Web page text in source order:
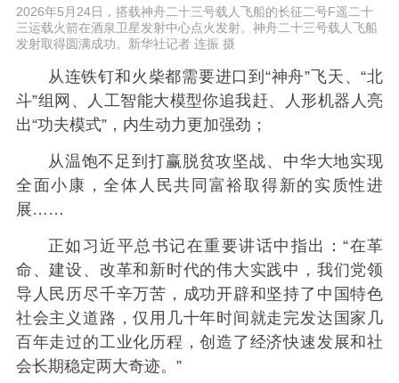
2026年5月24日，搭载神舟二十三号载人飞船的长征二号F遥二十
三运载火箭在酒泉卫星发射中心点火发射。神舟二十三号载人飞船
发射取得圆满成功。新华社记者 连振 摄
从连铁钉和火柴都需要进口到“神舟”飞天、“北
斗”组网、人工智能大模型你追我赶、人形机器人亮
出“功夫模式”，内生动力更加强劲；
从温饱不足到打赢脱贫攻坚战、中华大地实现
全面小康，全体人民共同富裕取得新的实质性进
展……
正如习近平总书记在重要讲话中指出：“在革
命、建设、改革和新时代的伟大实践中，我们党领
导人民历尽千辛万苦，成功开辟和坚持了中国特色
社会主义道路，仅用几十年时间就走完发达国家几
百年走过的工业化历程，创造了经济快速发展和社
会长期稳定两大奇迹。”